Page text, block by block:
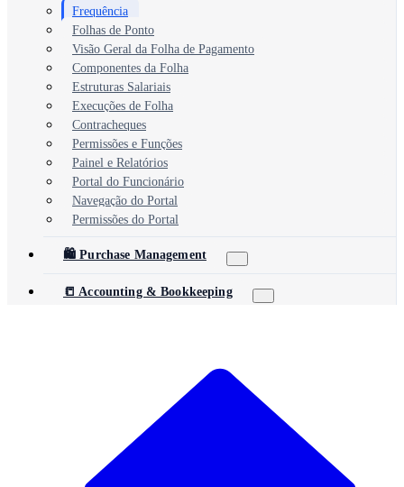
Frequência
Folhas de Ponto
Visão Geral da Folha de Pagamento
Componentes da Folha
Estruturas Salariais
Execuções de Folha
Contracheques
Permissões e Funções
Painel e Relatórios
Portal do Funcionário
Navegação do Portal
Permissões do Portal
🛍️ Purchase Management
📒 Accounting & Bookkeeping